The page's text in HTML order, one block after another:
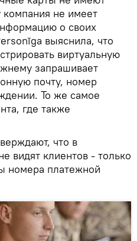
не имеет
о своих
выяснила, что
виртуальную
запрашивает
почту, номер
То же самое
где также
что в
видят клиентов - только
номера платежной